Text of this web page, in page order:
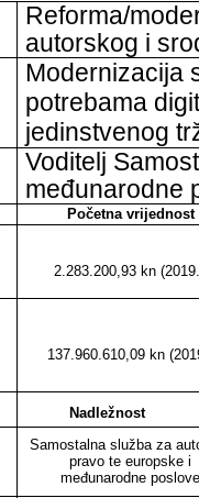
Reforma/
autorskog i
Modernizacija
potrebama
jedinstvenog
Voditelj
međunarodne
Početna vrijednost
2.283.200,93 kn
137.960.610,09 kn
Nadležnost
Samostalna služba za
pravo te europske i
međunarodne poslove